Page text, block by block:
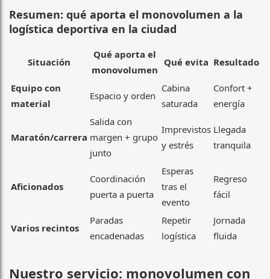
Resumen: qué aporta el monovolumen a la
logística deportiva en la ciudad
Situación
Qué aporta el
monovolumen
Qué evita Resultado
Equipo con
material
Espacio y orden
Cabina
saturada
Confort +
energía
Maratón/carrera
Salida con
margen + grupo
junto
Imprevistos
y estrés
Llegada
tranquila
Aficionados
Coordinación
puerta a puerta
Esperas
tras el
evento
Regreso
fácil
Varios recintos
Paradas
encadenadas
Repetir
logística
Jornada
fluida
Nuestro servicio: monovolumen con